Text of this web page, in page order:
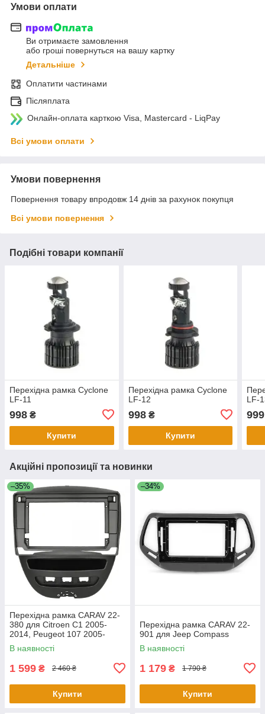
Умови оплати
Ви отримаєте замовлення
або гроші повернуться на вашу картку
Детальніше
Оплатити частинами
Післяплата
Онлайн-оплата карткою Visa, Mastercard - LiqPay
Всі умови оплати
Умови повернення
Повернення товару впродовж 14 днів за рахунок покупця
Всі умови повернення
Подібні товари компанії
Перехідна рамка Cyclone
LF-11
998 ₴
Купити
Перехідна рамка Cyclone
LF-12
998₴
Купити
LF-
999
Акційні пропозиції та новинки
–35%
Перехідна рамка CARAV 22-
380 для Citroen C1 2005-
2014, Peugeot 107 2005-
2014, Toyota Aygo 2005-2014
В наявності
1 599 ₴ 2 460 ₴
Купити
–34%
Перехідна рамка CARAV 22-
901 для Jeep Compass
В наявності
1 179 ₴ 1 790 ₴
Купити